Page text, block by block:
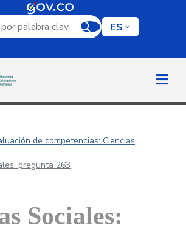
búsqueda por palabra clave
ES
de competencias: Ciencias
pregunta 263
Sociales: